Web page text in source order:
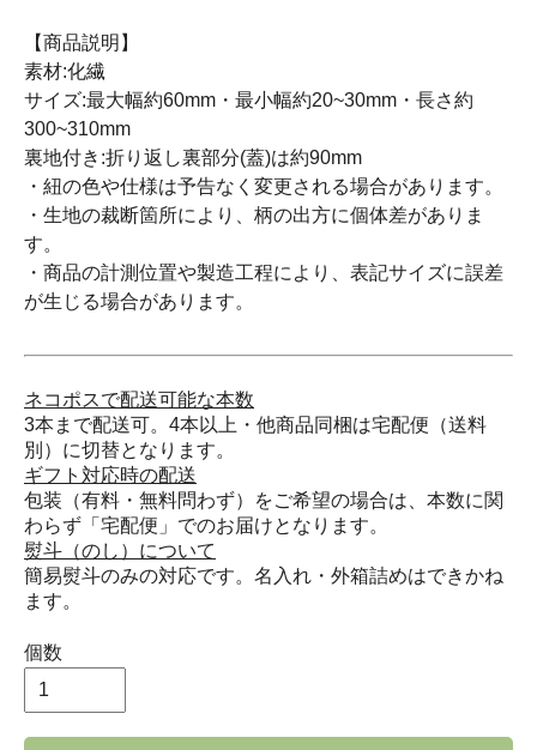
【商品説明】
素材:化繊
サイズ:最大幅約60mm・最小幅約20~30mm・長さ約
300~310mm
裏地付き:折り返し裏部分(蓋)は約90mm
・紐の色や仕様は予告なく変更される場合があります。
・生地の裁断箇所により、柄の出方に個体差がありま
す。
・商品の計測位置や製造工程により、表記サイズに誤差
が生じる場合があります。
ネコポスで配送可能な本数
3本まで配送可。4本以上・他商品同梱は宅配便（送料
別）に切替となります。
ギフト対応時の配送
包装（有料・無料問わず）をご希望の場合は、本数に関
わらず「宅配便」でのお届けとなります。
熨斗（のし）について
簡易熨斗のみの対応です。名入れ・外箱詰めはできかね
ます。
個数